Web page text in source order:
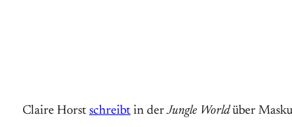
Claire Horst schreibt in derJungle Worldüber